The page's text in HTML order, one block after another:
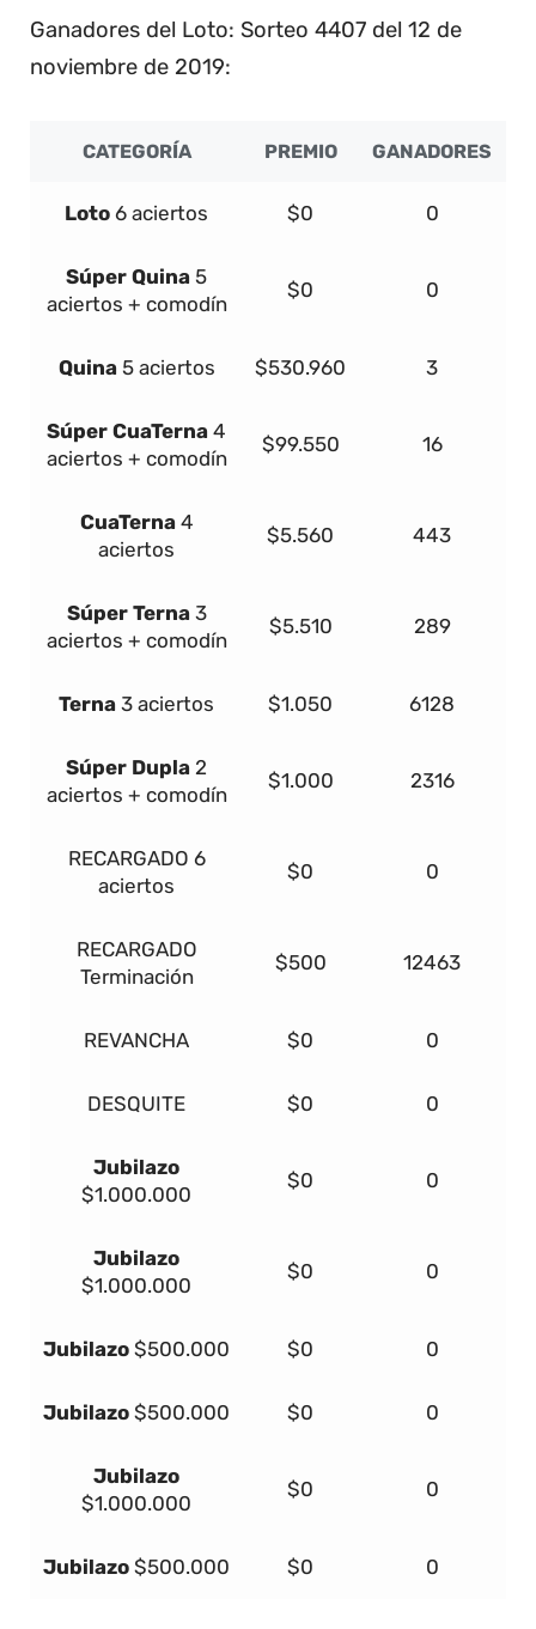
Ganadores del Loto: Sorteo 4407 del 12 de
noviembre de 2019:
CATEGORÍA PREMIO GANADORES
Loto 6 aciertos $0 0
Súper Quina 5
aciertos + comodín
$0 0
Quina 5 aciertos $530.960 3
Súper CuaTerna 4
aciertos + comodín
$99.550 16
CuaTerna 4
aciertos
$5.560 443
Súper Terna 3
aciertos + comodín
$5.510 289
Terna 3 aciertos $1.050 6128
Súper Dupla 2
aciertos + comodín
$1.000 2316
RECARGADO 6
aciertos
$0 0
RECARGADO
Terminación
$500 12463
REVANCHA $0 0
DESQUITE $0 0
Jubilazo
$1.000.000
$0 0
Jubilazo
$1.000.000
$0 0
Jubilazo $500.000 $0 0
Jubilazo $500.000 $0 0
Jubilazo
$1.000.000
$0 0
Jubilazo $500.000 $0 0